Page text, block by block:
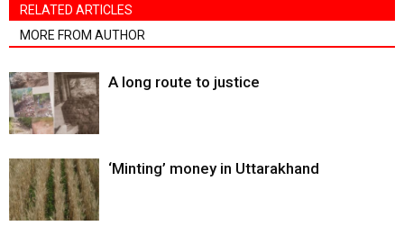
RELATED ARTICLES
MORE FROM AUTHOR
A long route to justice
‘Minting’ money in Uttarakhand